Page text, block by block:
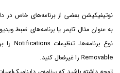
نوتیفیکیشن بعضی از برنامه‌های خاص در
به عنوان مثال تایمر یا برنامه‌های ضبط
Removable را غیرفعال کنید.